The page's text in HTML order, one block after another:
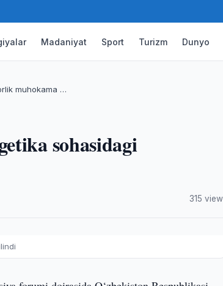
Madaniyat Sport Turizm Dunyo
muhokama …
sohasidagi
315